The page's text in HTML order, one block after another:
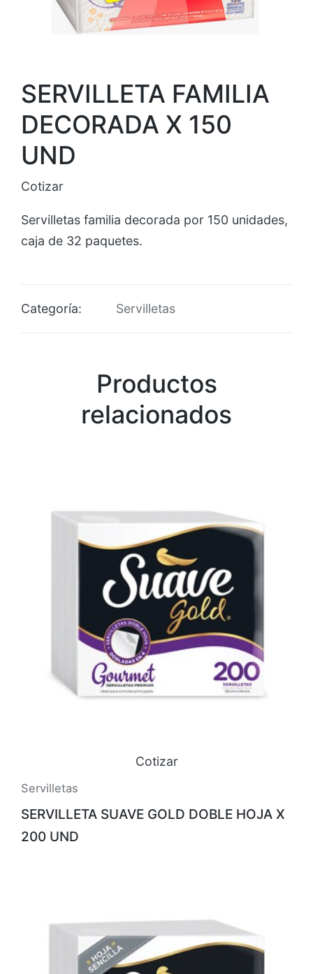
SERVILLETA FAMILIA
DECORADA X 150
UND
Cotizar
Servilletas familia decorada por 150 unidades,
caja de 32 paquetes.
Categoría: Servilletas
Productos
relacionados
Cotizar
Servilletas
SERVILLETA SUAVE GOLD DOBLE HOJA X
200 UND